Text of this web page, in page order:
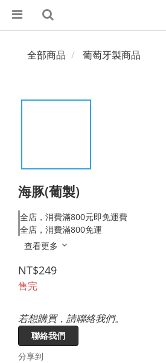
全部商品 葡萄牙製商品
海豚(葡製)
全店，消費滿800元即免運費
全店，消費滿800免運
查看更多
NT$249
售完
若想購買，請聯絡我們。
聯絡我們
分享到